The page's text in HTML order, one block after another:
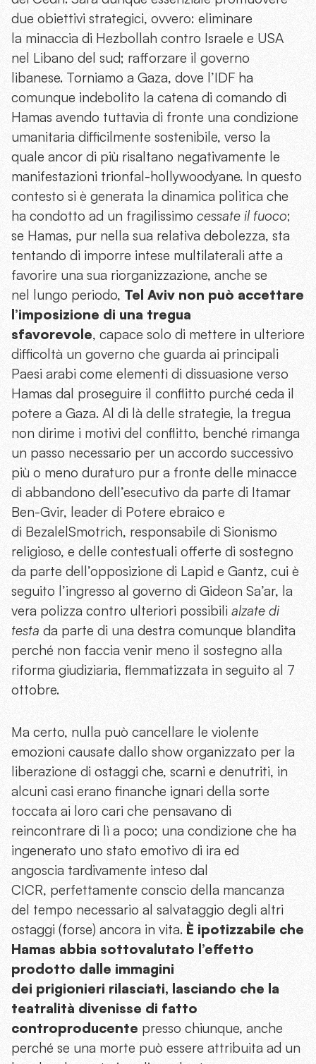
due obiettivi strategici, ovvero: eliminare
la minaccia di Hezbollah contro Israele e USA
nel Libano del sud; rafforzare il governo
libanese. Torniamo a Gaza, dove l’IDF ha
comunque indebolito la catena di comando di
Hamas avendo tuttavia di fronte una condizione
umanitaria difficilmente sostenibile, verso la
quale ancor di più risaltano negativamente le
manifestazioni trionfal-hollywoodyane. In questo
contesto si è generata la dinamica politica che
ha condotto ad un fragilissimo cessate il fuoco;
se Hamas, pur nella sua relativa debolezza, sta
tentando di imporre intese multilaterali atte a
favorire una sua riorganizzazione, anche se
nel lungo periodo, Tel Aviv non può accettare
l’imposizione di una tregua
sfavorevole, capace solo di mettere in ulteriore
difficoltà un governo che guarda ai principali
Paesi arabi come elementi di dissuasione verso
Hamas dal proseguire il conflitto purché ceda il
potere a Gaza. Al di là delle strategie, la tregua
non dirime i motivi del conflitto, benché rimanga
un passo necessario per un accordo successivo
più o meno duraturo pur a fronte delle minacce
di abbandono dell’esecutivo da parte di Itamar
Ben-Gvir, leader di Potere ebraico e
di BezalelSmotrich, responsabile di Sionismo
religioso, e delle contestuali offerte di sostegno
da parte dell’opposizione di Lapid e Gantz, cui è
seguito l’ingresso al governo di Gideon Sa’ar, la
vera polizza contro ulteriori possibili alzate di
testa da parte di una destra comunque blandita
perché non faccia venir meno il sostegno alla
riforma giudiziaria, flemmatizzata in seguito al 7
ottobre.
Ma certo, nulla può cancellare le violente
emozioni causate dallo show organizzato per la
liberazione di ostaggi che, scarni e denutriti, in
alcuni casi erano finanche ignari della sorte
toccata ai loro cari che pensavano di
reincontrare di lì a poco; una condizione che ha
ingenerato uno stato emotivo di ira ed
angoscia tardivamente inteso dal
CICR, perfettamente conscio della mancanza
del tempo necessario al salvataggio degli altri
ostaggi (forse) ancora in vita. È ipotizzabile che
Hamas abbia sottovalutato l’effetto
prodotto dalle immagini
dei prigionieri rilasciati, lasciando che la
teatralità divenisse di fatto
controproducente presso chiunque, anche
perché se una morte può essere attribuita ad un